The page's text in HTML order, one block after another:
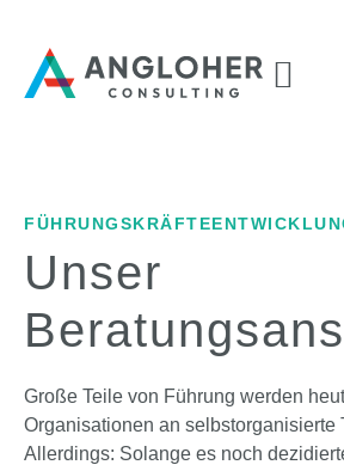
Unser
Große Teile von Führung werden
Organisationen an selbstorganisierte
Allerdings: Solange es noch